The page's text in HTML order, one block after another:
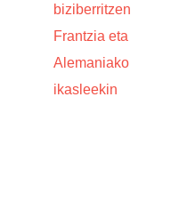
biziberritzen
Frantzia eta
Alemaniako
ikasleekin